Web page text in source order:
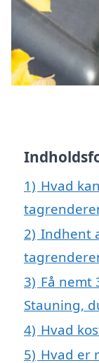
1) Hvad
2) Indhent
3) Få nemt
Stauning,
4) Hvad
5) Hvad er